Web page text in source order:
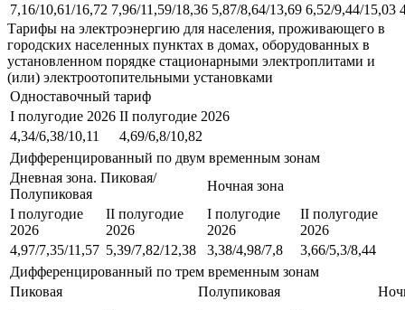
7,16/10,61/16,72 7,96/11,59/18,36 5,87/8,64/13,69 6,52/9,44/15,03
Тарифы на электроэнергию для населения, проживающего в
городских населенных пунктах в домах, оборудованных в
установленном порядке стационарными электроплитами и
(или) электроотопительными установками
Одноставочный тариф
I полугодие 2026 II полугодие 2026
4,34/6,38/10,11
4,69/6,8/10,82
Дифференцированный по двум временным зонам
Дневная зона. Пиковая/
Полупиковая
Ночная зона
I полугодие
2026
II полугодие
2026
I полугодие
2026
II полугодие
2026
4,97/7,35/11,57 5,39/7,82/12,38 3,38/4,98/7,8
3,66/5,3/8,44
Дифференцированный по трем временным зонам
Пиковая
Полупиковая